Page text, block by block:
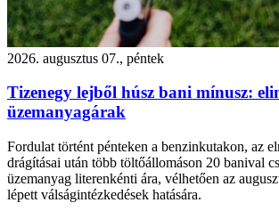
2026. augusztus 07., péntek
Tizenegy lejből húsz bani mínusz:
üzemanyagárak
Fordulat történt pénteken a benzinkutakon, az
drágításai után több töltőállomáson 20 banival
üzemanyag literenkénti ára, vélhetően az
lépett válságintézkedések hatására.